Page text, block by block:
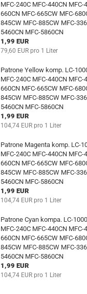
MFC-240C MFC-440CN MFC-
660CN MFC-665CW MFC-
845CW MFC-885CW MFC-
5460CN MFC-5860CN
1,99 EUR
79,60 EUR pro 1 Liter
Patrone Yellow komp. LC-
MFC-240C MFC-440CN MFC-
660CN MFC-665CW MFC-
845CW MFC-885CW MFC-
5460CN MFC-5860CN
1,99 EUR
104,74 EUR pro 1 Liter
Patrone Magenta komp. LC-
MFC-240C MFC-440CN MFC-
660CN MFC-665CW MFC-
845CW MFC-885CW MFC-
5460CN MFC-5860CN
1,99 EUR
104,74 EUR pro 1 Liter
Patrone Cyan kompa. LC-
MFC-240C MFC-440CN MFC-
660CN MFC-665CW MFC-
845CW MFC-885CW MFC-
5460CN MFC-5860CN
1,99 EUR
104,74 EUR pro 1 Liter